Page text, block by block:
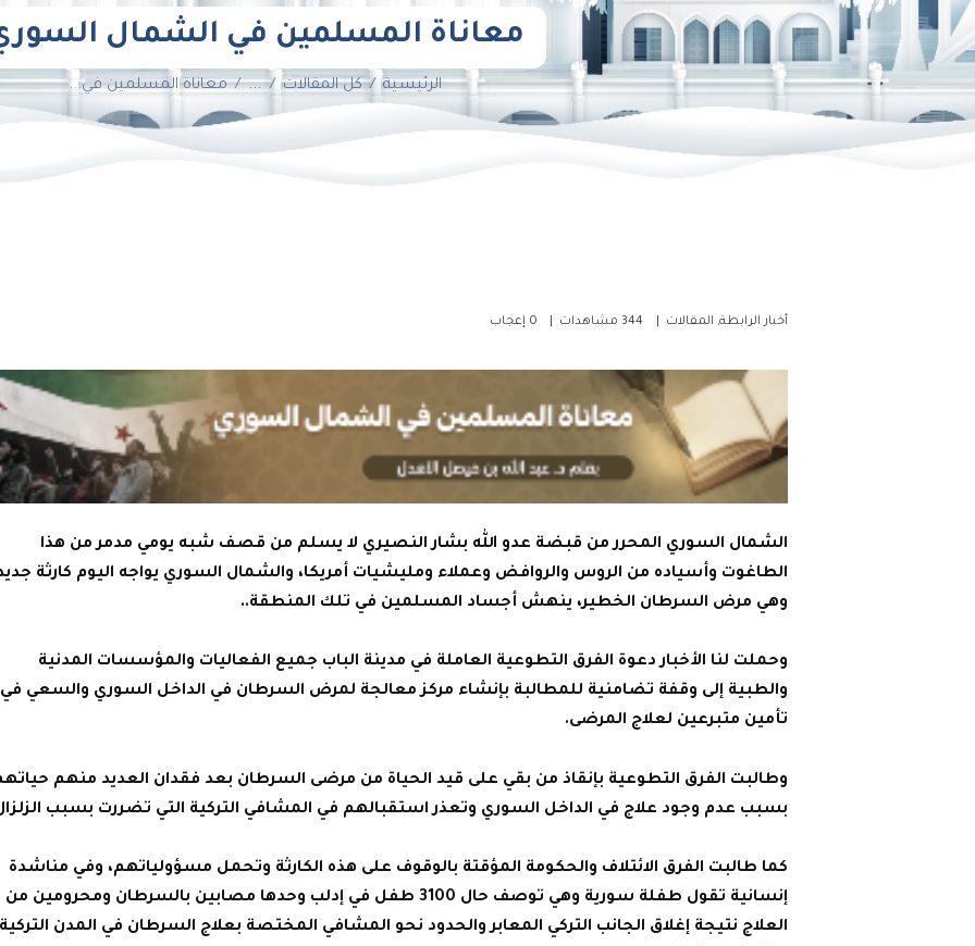
معاناة المسلمين في الشمال
الرئيسية كل المقالات ... معاناة المسلمين في...
أخبار الرابطة, المقالات 344 مشاهدات 0 إعجاب
الشمال السوري المحرر من قبضة عدو الله بشار النصيري لا يسلم من قصف شبه يومي مدمر من هذا
الطاغوت وأسياده من الروس والروافض وعملاء ومليشيات أمريكا، والشمال السوري يواجه اليوم كارثة
وهي مرض السرطان الخطير، ينهش أجساد المسلمين في تلك المنطقة..
وحملت لنا الأخبار دعوة الفرق التطوعية العاملة في مدينة الباب جميع الفعاليات والمؤسسات المدنية
والطبية إلى وقفة تضامنية للمطالبة بإنشاء مركز معالجة لمرض السرطان في الداخل السوري والسعي في
تأمين متبرعين لعلاج المرضى.
وطالبت الفرق التطوعية بإنقاذ من بقي على قيد الحياة من مرضى السرطان بعد فقدان العديد منهم
بسبب عدم وجود علاج في الداخل السوري وتعذر استقبالهم في المشافي التركية التي تضررت بسبب
كما طالبت الفرق الائتلاف والحكومة المؤقتة بالوقوف على هذه الكارثة وتحمل مسؤولياتهم، وفي مناشدة
إنسانية تقول طفلة سورية وهي توصف حال 3100 طفل في إدلب وحدها مصابين بالسرطان ومحرومين من
العلاج نتيجة إغلاق الجانب التركي المعابر والحدود نحو المشافي المختصة بعلاج السرطان في المدن التركية